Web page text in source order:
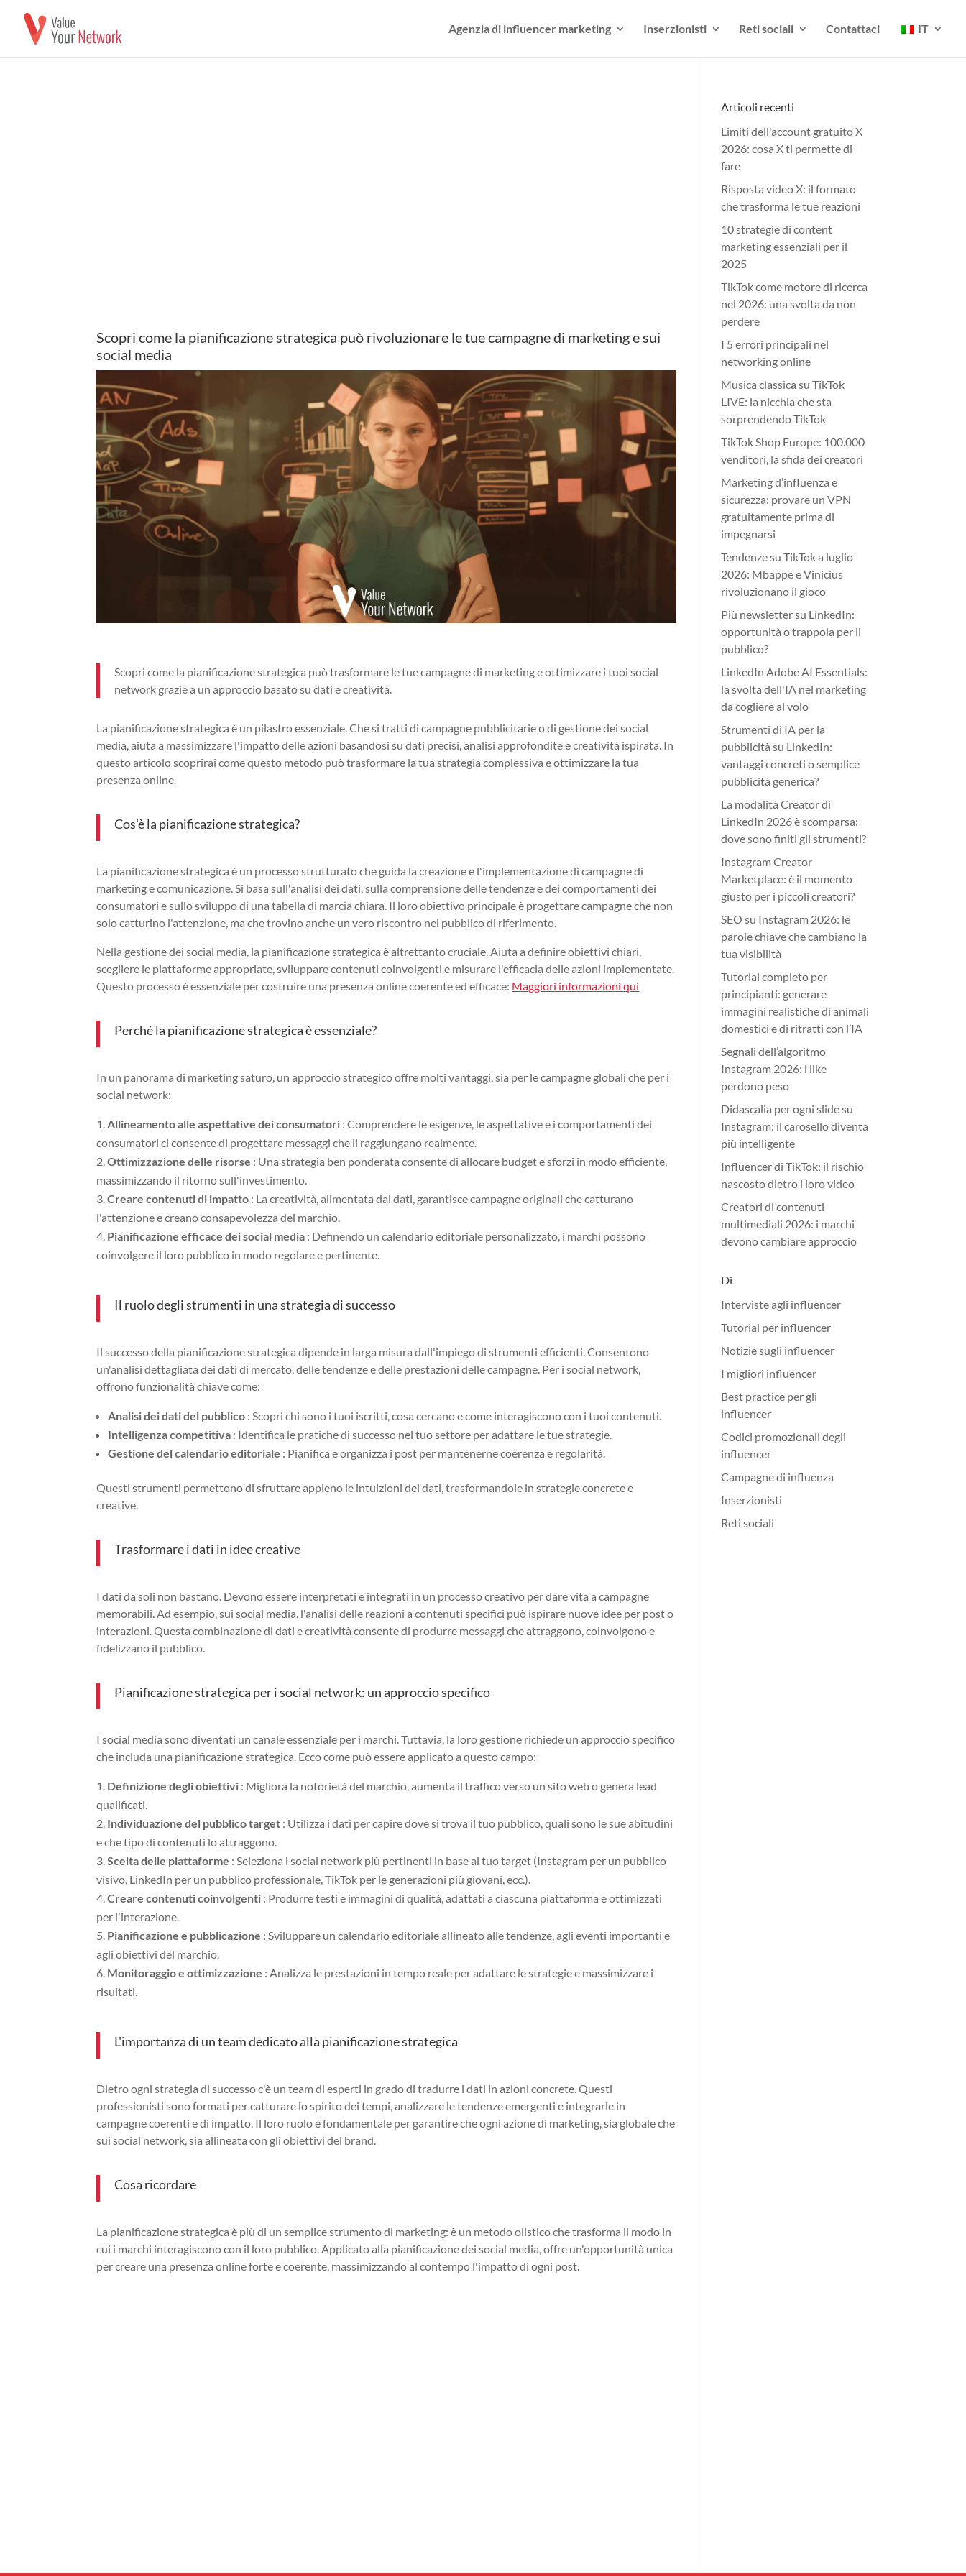
Agenzia di influencer marketing Inserzionisti Reti sociali Contattaci IT
Scopri come la pianificazione strategica può rivoluzionare le tue campagne di marketing e sui
social media
Scopri come la pianificazione strategica può trasformare le tue campagne di marketing e ottimizzare i tuoi social
network grazie a un approccio basato su dati e creatività.
La pianificazione strategica è un pilastro essenziale. Che si tratti di campagne pubblicitarie o di gestione dei social
media, aiuta a massimizzare l'impatto delle azioni basandosi su dati precisi, analisi approfondite e creatività ispirata. In
questo articolo scoprirai come questo metodo può trasformare la tua strategia complessiva e ottimizzare la tua
presenza online.
Cos'è la pianificazione strategica?
La pianificazione strategica è un processo strutturato che guida la creazione e l'implementazione di campagne di
marketing e comunicazione. Si basa sull'analisi dei dati, sulla comprensione delle tendenze e dei comportamenti dei
consumatori e sullo sviluppo di una tabella di marcia chiara. Il loro obiettivo principale è progettare campagne che non
solo catturino l'attenzione, ma che trovino anche un vero riscontro nel pubblico di riferimento.
Nella gestione dei social media, la pianificazione strategica è altrettanto cruciale. Aiuta a definire obiettivi chiari,
scegliere le piattaforme appropriate, sviluppare contenuti coinvolgenti e misurare l'efficacia delle azioni implementate.
Questo processo è essenziale per costruire una presenza online coerente ed efficace: Maggiori informazioni qui
Perché la pianificazione strategica è essenziale?
In un panorama di marketing saturo, un approccio strategico offre molti vantaggi, sia per le campagne globali che per i
social network:
Allineamento alle aspettative dei consumatori : Comprendere le esigenze, le aspettative e i comportamenti dei
consumatori ci consente di progettare messaggi che li raggiungano realmente.
Ottimizzazione delle risorse : Una strategia ben ponderata consente di allocare budget e sforzi in modo efficiente,
massimizzando il ritorno sull'investimento.
Creare contenuti di impatto : La creatività, alimentata dai dati, garantisce campagne originali che catturano
l'attenzione e creano consapevolezza del marchio.
Pianificazione efficace dei social media : Definendo un calendario editoriale personalizzato, i marchi possono
coinvolgere il loro pubblico in modo regolare e pertinente.
Il ruolo degli strumenti in una strategia di successo
Il successo della pianificazione strategica dipende in larga misura dall'impiego di strumenti efficienti. Consentono
un'analisi dettagliata dei dati di mercato, delle tendenze e delle prestazioni delle campagne. Per i social network,
offrono funzionalità chiave come:
Analisi dei dati del pubblico : Scopri chi sono i tuoi iscritti, cosa cercano e come interagiscono con i tuoi contenuti.
Intelligenza competitiva : Identifica le pratiche di successo nel tuo settore per adattare le tue strategie.
Gestione del calendario editoriale : Pianifica e organizza i post per mantenerne coerenza e regolarità.
Questi strumenti permettono di sfruttare appieno le intuizioni dei dati, trasformandole in strategie concrete e
creative.
Trasformare i dati in idee creative
I dati da soli non bastano. Devono essere interpretati e integrati in un processo creativo per dare vita a campagne
memorabili. Ad esempio, sui social media, l'analisi delle reazioni a contenuti specifici può ispirare nuove idee per post o
interazioni. Questa combinazione di dati e creatività consente di produrre messaggi che attraggono, coinvolgono e
fidelizzano il pubblico.
Pianificazione strategica per i social network: un approccio specifico
I social media sono diventati un canale essenziale per i marchi. Tuttavia, la loro gestione richiede un approccio specifico
che includa una pianificazione strategica. Ecco come può essere applicato a questo campo:
Definizione degli obiettivi : Migliora la notorietà del marchio, aumenta il traffico verso un sito web o genera lead
qualificati.
Individuazione del pubblico target : Utilizza i dati per capire dove si trova il tuo pubblico, quali sono le sue abitudini
e che tipo di contenuti lo attraggono.
Scelta delle piattaforme : Seleziona i social network più pertinenti in base al tuo target (Instagram per un pubblico
visivo, LinkedIn per un pubblico professionale, TikTok per le generazioni più giovani, ecc.).
Creare contenuti coinvolgenti : Produrre testi e immagini di qualità, adattati a ciascuna piattaforma e ottimizzati
per l'interazione.
Pianificazione e pubblicazione : Sviluppare un calendario editoriale allineato alle tendenze, agli eventi importanti e
agli obiettivi del marchio.
Monitoraggio e ottimizzazione : Analizza le prestazioni in tempo reale per adattare le strategie e massimizzare i
risultati.
L'importanza di un team dedicato alla pianificazione strategica
Dietro ogni strategia di successo c'è un team di esperti in grado di tradurre i dati in azioni concrete. Questi
professionisti sono formati per catturare lo spirito dei tempi, analizzare le tendenze emergenti e integrarle in
campagne coerenti e di impatto. Il loro ruolo è fondamentale per garantire che ogni azione di marketing, sia globale che
sui social network, sia allineata con gli obiettivi del brand.
Cosa ricordare
La pianificazione strategica è più di un semplice strumento di marketing: è un metodo olistico che trasforma il modo in
cui i marchi interagiscono con il loro pubblico. Applicato alla pianificazione dei social media, offre un'opportunità unica
per creare una presenza online forte e coerente, massimizzando al contempo l'impatto di ogni post.
Articoli recenti
Limiti dell'account gratuito X
2026: cosa X ti permette di
fare
Risposta video X: il formato
che trasforma le tue reazioni
10 strategie di content
marketing essenziali per il
2025
TikTok come motore di ricerca
nel 2026: una svolta da non
perdere
I 5 errori principali nel
networking online
Musica classica su TikTok
LIVE: la nicchia che sta
sorprendendo TikTok
TikTok Shop Europe: 100.000
venditori, la sfida dei creatori
Marketing d’influenza e
sicurezza: provare un VPN
gratuitamente prima di
impegnarsi
Tendenze su TikTok a luglio
2026: Mbappé e Vinícius
rivoluzionano il gioco
Più newsletter su LinkedIn:
opportunità o trappola per il
pubblico?
LinkedIn Adobe AI Essentials:
la svolta dell'IA nel marketing
da cogliere al volo
Strumenti di IA per la
pubblicità su LinkedIn:
vantaggi concreti o semplice
pubblicità generica?
La modalità Creator di
LinkedIn 2026 è scomparsa:
dove sono finiti gli strumenti?
Instagram Creator
Marketplace: è il momento
giusto per i piccoli creatori?
SEO su Instagram 2026: le
parole chiave che cambiano la
tua visibilità
Tutorial completo per
principianti: generare
immagini realistiche di animali
domestici e di ritratti con l’IA
Segnali dell’algoritmo
Instagram 2026: i like
perdono peso
Didascalia per ogni slide su
Instagram: il carosello diventa
più intelligente
Influencer di TikTok: il rischio
nascosto dietro i loro video
Creatori di contenuti
multimediali 2026: i marchi
devono cambiare approccio
Di
Interviste agli influencer
Tutorial per influencer
Notizie sugli influencer
I migliori influencer
Best practice per gli
influencer
Codici promozionali degli
influencer
Campagne di influenza
Inserzionisti
Reti sociali